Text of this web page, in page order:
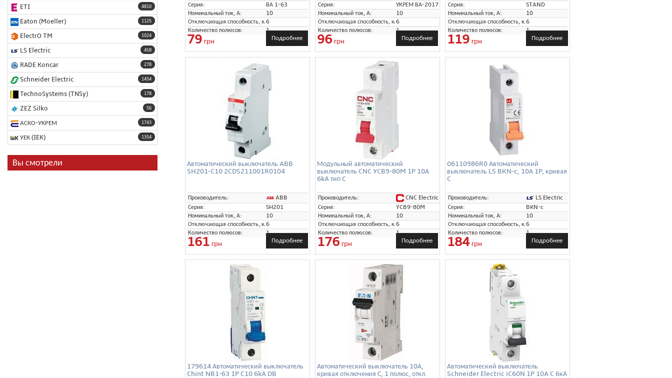
4810
ETI
1125
Eaton (Moeller)
1024
ElectrO TM
458
LS Electric
278
RADE Koncar
1454
Schneider Electric
178
TechnoSystems (TNSy)
56
ZEZ Silko
1743
АСКО-УКРЕМ
1354
УЕК (IEK)
Вы смотрели
Серия:
ВА 1-63
Номинальный ток, А:
10
Отключающая способность, кА:
6
Количество полюсов:
1
79 грн Подробнее
Серия:
УКРЕМ ВА-2017
Номинальный ток, А:
10
Отключающая способность, кА:
6
Количество полюсов:
1
96 грн Подробнее
Серия:
STAND
Номинальный ток, А:
10
Отключающая способность, кА:
6
Количество полюсов:
1
119 грн Подробнее
Автоматический выключатель ABB
SH201-C10 2CDS211001R0104
Производитель:
ABB
Серия:
SH201
Номинальный ток, А:
10
Отключающая способность, кА:
6
Количество полюсов:
1
161 грн Подробнее
Модульный автоматический
выключатель CNC YCB9-80M 1P 10А
6kA тип C
Производитель:
CNC Electric
Серия:
YCB9-80M
Номинальный ток, А:
10
Отключающая способность, кА:
6
Количество полюсов:
1
176 грн Подробнее
06110986R0 Автоматический
выключатель LS BKN-c, 10А 1P, кривая
C
Производитель:
LS Electric
Серия:
BKN-c
Номинальный ток, А:
10
Отключающая способность, кА:
6
Количество полюсов:
1
184грн Подробнее
179614 Автоматический выключатель
Chint NB1-63 1P C10 6kA DB
Автоматический выключатель 10А,
кривая отключения С, 1 полюс, откл.
Автоматический выключатель
Schneider Electric iC60N 1P 10A C 6кА